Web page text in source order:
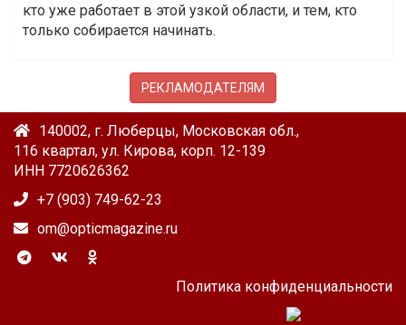
кто уже работает в этой узкой области, и тем, кто
только собирается начинать.
РЕКЛАМОДАТЕЛЯМ
140002, г. Люберцы, Московская обл.,
116 квартал, ул. Кирова, корп. 12-139
ИНН 7720626362
+7 (903) 749-62-23
om@opticmagazine.ru
Политика конфиденциальности